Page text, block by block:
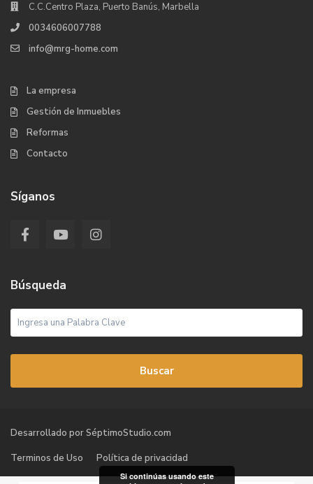
C.C.Centro Plaza, Puerto Banús, Marbella
0034606007788
info@mrg-home.com
La empresa
Gestión de Inmuebles
Reformas
Contacto
Síganos
Búsqueda
Buscar
Desarrollado por SéptimoStudio.com
Terminos de Uso
Política de privacidad
Si continúas usando este